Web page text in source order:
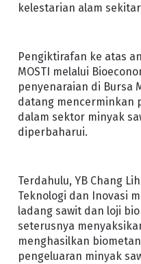
kelestarian alam
Pengiktirafan ke atas
MOSTI melalui
penyenaraian di Bursa
datang mencerminkan
dalam sektor minyak
diperbaharui.
Terdahulu, YB Chang
Teknologi dan Inovasi
ladang sawit dan loji
seterusnya
menghasilkan
pengeluaran minyak